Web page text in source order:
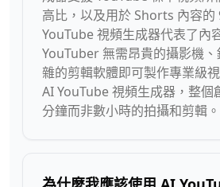
高比，以及用於 Shorts 內容的
YouTube 視頻生成器代表了內
YouTuber 無需昂貴的攝影機
雜的剪輯軟體即可製作專業級
AI YouTube 視頻生成器，整個
分鐘而非數小時的拍攝和剪輯。